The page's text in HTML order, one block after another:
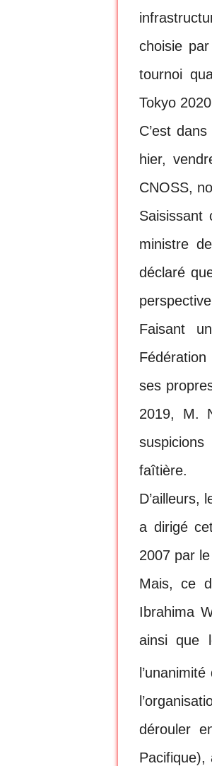
choisie
tournoi
Tokyo
C’est
hier,
CNOSS,
Saisissant
ministre
déclaré
Faisant
ses
2019, M.
faîtière.
D’ailleurs,
a dirigé
2007 par
Mais, ce
Ibrahima
ainsi que
dérouler
Pacifique),